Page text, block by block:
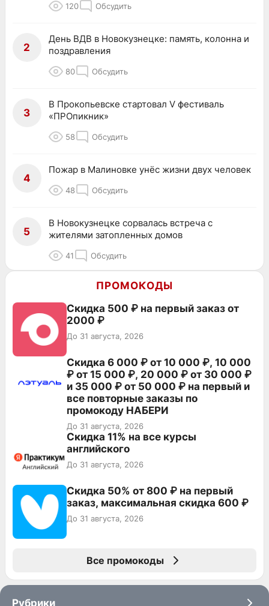
120 Обсудить
2
День ВДВ в Новокузнецке: память, колонна и
поздравления
80 Обсудить
3
В Прокопьевске стартовал V фестиваль
«ПРОпикник»
58 Обсудить
4
Пожар в Малиновке унёс жизни двух человек
48 Обсудить
5
В Новокузнецке сорвалась встреча с
жителями затопленных домов
41 Обсудить
ПРОМОКОДЫ
Скидка 500 ₽ на первый заказ от
2000 ₽
До 31 августа, 2026
Скидка 6 000 ₽ от 10 000 ₽, 10 000
₽ от 15 000 ₽, 20 000 ₽ от 30 000 ₽
и 35 000 ₽ от 50 000 ₽ на первый и
все повторные заказы по
промокоду НАБЕРИ
До 31 августа, 2026
Скидка 11% на все курсы
английского
До 31 августа, 2026
Скидка 50% от 800 ₽ на первый
заказ, максимальная скидка 600 ₽
До 31 августа, 2026
Все промокоды
Рубрики